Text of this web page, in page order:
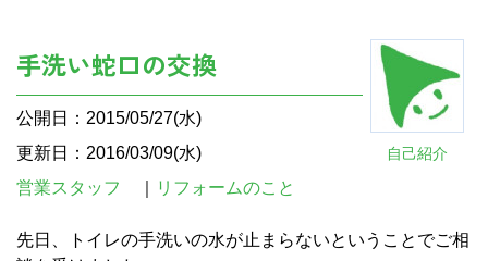
自己紹介
手洗い蛇口の交換
公開日：2015/05/27(水)
更新日：2016/03/09(水)
営業スタッフ
リフォームのこと
先日、トイレの手洗いの水が止まらないということでご相